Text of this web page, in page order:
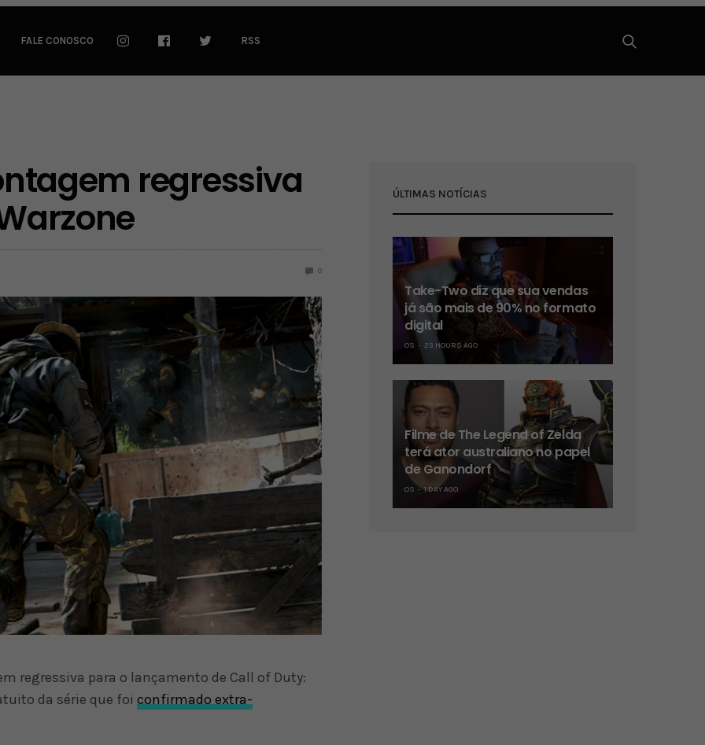
FALE CONOSCO RSS
regressiva
0
regressiva para o lançamento de Call of Duty:
da série que foiconfirmado extra-
ÚLTIMAS NOTÍCIAS
Take-Two diz que sua vendas
já são mais de 90% no formato
digital
OS 23 HOURS AGO
Filme de The Legend of Zelda
terá ator australiano no papel
de Ganondorf
OS 1 DAY AGO